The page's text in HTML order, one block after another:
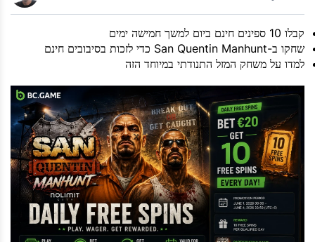
קבלו 10 ספינים חינם ביום למשך חמישה ימים
שחקו ב-San Quentin Manhunt כדי לזכות בסיבובים חינם
למדו על משחק המזל התנודתי במיוחד הזה